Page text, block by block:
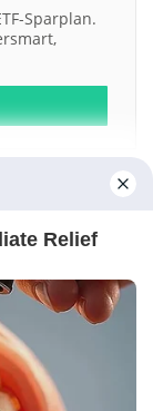
Sparplan.
100 Nikkei 225
HONGCHENG
Technologie a
Einstellungen
Relief